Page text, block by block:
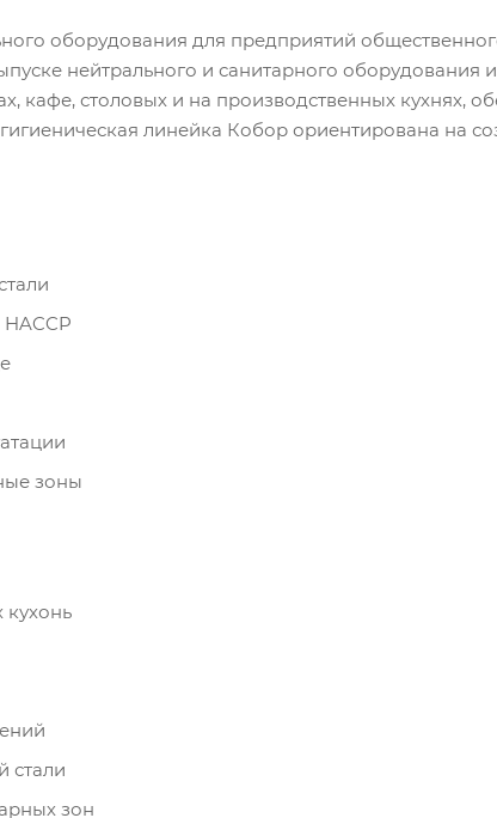
оборудования для предприятий
нейтрального и санитарного оборудования
кафе, столовых и на производственных кухнях,
линейка Кобор ориентирована на
зоны
стали
зон